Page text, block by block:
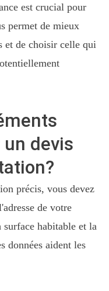
est crucial pour
permet de mieux
et de choisir celle qui
devis
précis, vous devez
de votre
habitable et la
données aident les